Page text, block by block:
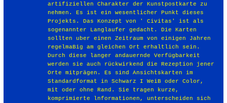
artifiziellen Charakter der Kunstpostkarte zu
nehmen. Es ist ein wesentlicher Punkt dieses
Projekts. Das Konzept von ' Civitas' ist als
sogenannter Langlaufer gedacht. Die Karten
sollten uber einen Zeitraum von einigen Jahren
regelmaBig am gleichen Ort erhaltlich sein.
Durch diese langer andauernde Verfügbarkeit
werden sie auch rückwirkend die Rezeption jener
Orte mitprägen. Es sind Ansichtskarten im
Standardformat in Schwarz I WeiB oder Color,
mit oder ohne Rand. Sie tragen kurze,
komprimierte lnformationen, unterscheiden sich